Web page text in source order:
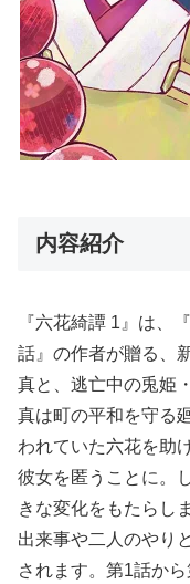
内容紹介
『六花綺譚 1』は、
話』の作者が贈る、
真と、逃亡中の兎姫
真は町の平和を守る
われていた六花を助
彼女を匿うことに。
きな変化をもたらし
出来事や二人のやり
されます。第1話か